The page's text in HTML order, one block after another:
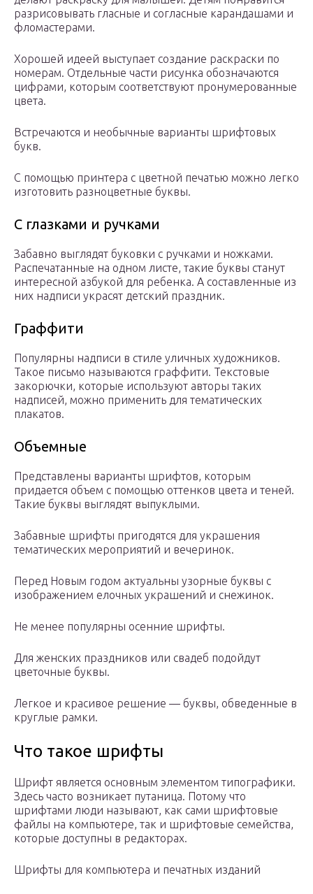
разрисовывать гласные и согласные карандашами и
фломастерами.
Хорошей идеей выступает создание раскраски по
номерам. Отдельные части рисунка обозначаются
цифрами, которым соответствуют пронумерованные
цвета.
Встречаются и необычные варианты шрифтовых
букв.
С помощью принтера с цветной печатью можно легко
изготовить разноцветные буквы.
С глазками и ручками
Забавно выглядят буковки с ручками и ножками.
Распечатанные на одном листе, такие буквы станут
интересной азбукой для ребенка. А составленные из
них надписи украсят детский праздник.
Граффити
Популярны надписи в стиле уличных художников.
Такое письмо называются граффити. Текстовые
закорючки, которые используют авторы таких
надписей, можно применить для тематических
плакатов.
Объемные
Представлены варианты шрифтов, которым
придается объем с помощью оттенков цвета и теней.
Такие буквы выглядят выпуклыми.
Забавные шрифты пригодятся для украшения
тематических мероприятий и вечеринок.
Перед Новым годом актуальны узорные буквы с
изображением елочных украшений и снежинок.
Не менее популярны осенние шрифты.
Для женских праздников или свадеб подойдут
цветочные буквы.
Легкое и красивое решение — буквы, обведенные в
круглые рамки.
Что такое шрифты
Шрифт является основным элементом типографики.
Здесь часто возникает путаница. Потому что
шрифтами люди называют, как сами шрифтовые
файлы на компьютере, так и шрифтовые семейства,
которые доступны в редакторах.
Шрифты для компьютера и печатных изданий